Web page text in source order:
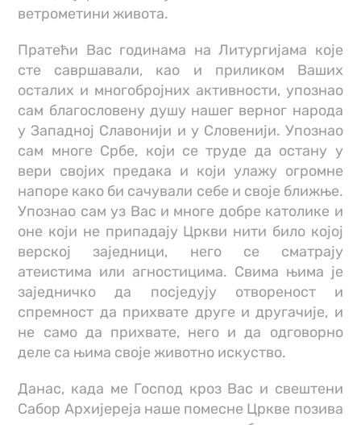
ветрометини живота.
Пратећи Вас годинама на Литургијама које
сте савршавали, као и приликом Ваших
осталих и многобројних активности, упознао
сам благословену душу нашег верног народа
у Западној Славонији и у Словенији. Упознао
сам многе Србе, који се труде да остану у
вери својих предака и који улажу огромне
напоре како би сачували себе и своје ближње.
Упознао сам уз Вас и многе добре католике и
оне који не припадају Цркви нити било којој
верској заједници, него се сматрају
атеистима или агностицима. Свима њима је
заједничко да посједују отвореност и
спремност да прихвате друге и другачије, и
не само да прихвате, него и да одговорно
деле са њима своје животно искуство.
Данас, када ме Господ кроз Вас и свештени
Сабор Архијереја наше помесне Цркве позива